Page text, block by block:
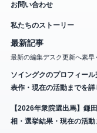
お問い合わせ
私たちのストーリー
最新記事
最新の編集デスク更新へ素早
ソイングクのプロフィー
表作・現在の活動までを詳
【2026年衆院選出馬】鎌
相・選挙結果・現在の活